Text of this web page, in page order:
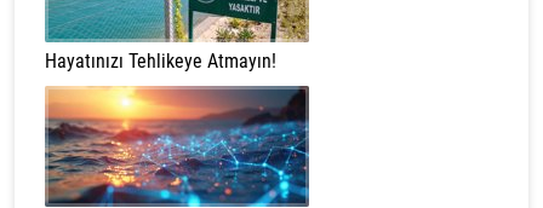
Hayatınızı Tehlikeye Atmayın!